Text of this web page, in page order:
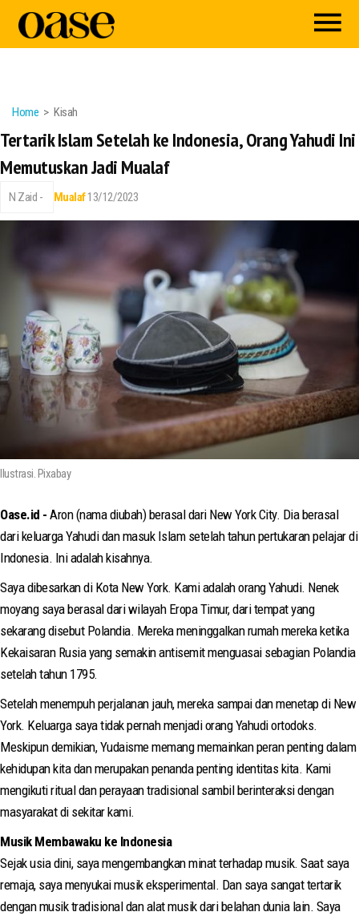
Home Kisah
Tertarik Islam Setelah ke Indonesia, Orang Yahudi Ini
Memutuskan Jadi Mualaf
N Zaid - Mualaf13/12/2023
Ilustrasi. Pixabay
Oase.id - Aron (nama diubah) berasal dari New York City. Dia berasal
dari keluarga Yahudi dan masuk Islam setelah tahun pertukaran pelajar di
Indonesia. Ini adalah kisahnya.
Saya dibesarkan di Kota New York. Kami adalah orang Yahudi. Nenek
moyang saya berasal dari wilayah Eropa Timur, dari tempat yang
sekarang disebut Polandia. Mereka meninggalkan rumah mereka ketika
Kekaisaran Rusia yang semakin antisemit menguasai sebagian Polandia
setelah tahun 1795.
Setelah menempuh perjalanan jauh, mereka sampai dan menetap di New
York. Keluarga saya tidak pernah menjadi orang Yahudi ortodoks.
Meskipun demikian, Yudaisme memang memainkan peran penting dalam
kehidupan kita dan merupakan penanda penting identitas kita. Kami
mengikuti ritual dan perayaan tradisional sambil berinteraksi dengan
masyarakat di sekitar kami.
Musik Membawaku ke Indonesia
Sejak usia dini, saya mengembangkan minat terhadap musik. Saat saya
remaja, saya menyukai musik eksperimental. Dan saya sangat tertarik
dengan musik tradisional dan alat musik dari belahan dunia lain. Saya